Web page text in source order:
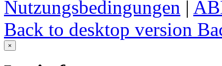
Nutzungsbedingungen |
Back to desktop version
×